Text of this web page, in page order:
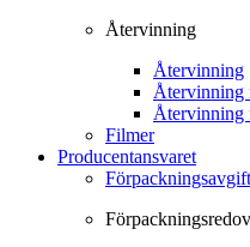
Återvinning
Återvinning
Återvinning
Återvinning
Filmer
Producentansvaret